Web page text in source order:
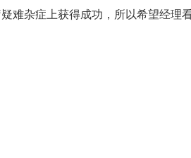
难杂症上获得成功，所以希望经理